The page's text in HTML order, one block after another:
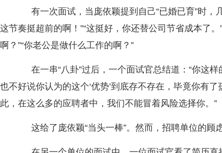
有一次面试，当庞依颖提到自己“已婚已育”时，
这节奏挺超前的啊！”“这挺好，你还替公司节省成本了
啊？”“你老公是做什么工作的啊？”
在一串“八卦”过后，一个面试官总结道：“你这样
也不好说你认为的这个‘优势’到底存不存在，毕竟你有
此，在这么多的应聘者中，我们不能冒着风险选择你。”
这给了庞依颖“当头一棒”。然而，招聘单位的顾